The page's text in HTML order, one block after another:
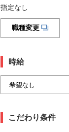
指定なし
職種変更
時給
こだわり条件